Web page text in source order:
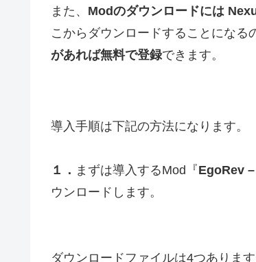
また、 Modのダウンロードには
こからダウンロードすることになる
があれば無料で登録できます。
導入手順は下記の方法になります。
１． まずは導入するMod『EgoRev
ウンロードします。
ダウンロードファイルは4つありま